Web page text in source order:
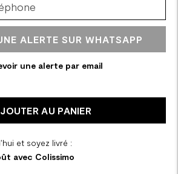
ALERTE SUR WHATSAPP
une alerte par email
AU PANIER
et soyez livré :
avec Colissimo